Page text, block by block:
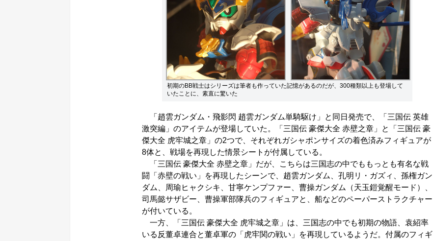
初期のBB戦士はシリーズは筆者も作っていた記憶があるのだが、300種類以上も登場して
いたことに、素直に驚いた
「趙雲ガンダム・飛影閃 趙雲ガンダム単騎駆け」と同日発売で、「三国伝 英雄
激突編」のアイテムが登場していた。「三国伝 豪傑大全 赤壁之章」と「三国伝 豪
傑大全 虎牢城之章」の2つで、それぞれガシャポンサイズの着色済みフィギュアが
8体と、戦場を再現した情景シートが付属している。
「三国伝 豪傑大全 赤壁之章」だが、こちらは三国志の中でももっとも有名な戦
闘「赤壁の戦い」を再現したシーンで、趙雲ガンダム、孔明リ・ガズィ、孫権ガン
ダム、周瑜ヒャクシキ、甘寧ケンプファー、曹操ガンダム（天玉鎧覚醒モード）、
司馬懿サザビー、曹操軍部隊兵のフィギュアと、船などのペーパーストラクチャー
が付いている。
一方、「三国伝 豪傑大全 虎牢城之章」は、三国志の中でも初期の物語、袁紹率
いる反董卓連合と董卓軍の「虎牢関の戦い」を再現しているようだ。付属のフィギ